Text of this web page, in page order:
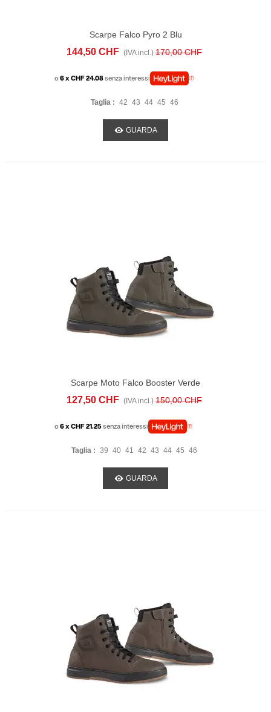
Scarpe Falco Pyro 2 Blu
144,50 CHF (IVA incl.) 170,00 CHF
o6 x CHF 24.08senza interessi
Taglia : 42 43 44 45 46
GUARDA
Scarpe Moto Falco Booster Verde
127,50 CHF (IVA incl.) 150,00 CHF
o6 x CHF 21.25senza interessi
Taglia : 39 40 41 42 43 44 45 46
GUARDA